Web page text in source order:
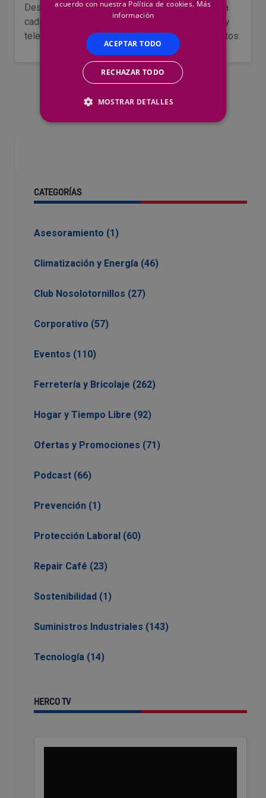
Descubre las mejores herramientas de poda para
cada tipo de corte y planta: manuales, eléctricas y
telescópicas. Guía completa con consejos expertos.
CATEGORÍAS
Asesoramiento (1)
Climatización y Energía (46)
Club Nosolotornillos (27)
Corporativo (57)
Eventos (110)
Ferretería y Bricolaje (262)
Hogar y Tiempo Libre (92)
Ofertas y Promociones (71)
Podcast (66)
Prevención (1)
Protección Laboral (60)
Repair Café (23)
Sostenibilidad (1)
Suministros Industriales (143)
Tecnología (14)
HERCO TV
acuerdo con nuestra Política de cookies. Más
información
ACEPTAR TODO
RECHAZAR TODO
MOSTRAR DETALLES